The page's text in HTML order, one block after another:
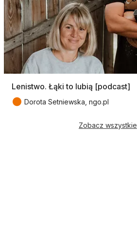
Lenistwo. Łąki to lubią [podcast]
● Dorota Setniewska, ngo.pl
Zobacz wszystkie